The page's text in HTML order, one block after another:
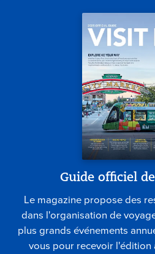
Guide officiel
Le magazine propose des
dans l'organisation de
plus grands événements
vous pour recevoir l'édition